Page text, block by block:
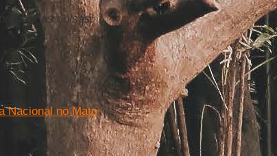
as coisas!
Nacional no Mato